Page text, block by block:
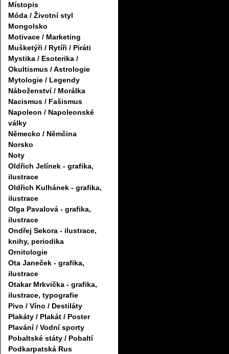
Místopis
Móda / Životní styl
Mongolsko
Motivace / Marketing
Mušketýři / Rytíři / Piráti
Mystika / Esoterika /
Okultismus / Astrologie
Mytologie / Legendy
Náboženství / Morálka
Nacismus / Fašismus
Napoleon / Napoleonské
války
Německo / Němčina
Norsko
Noty
Oldřich Jelínek - grafika,
ilustrace
Oldřich Kulhánek - grafika,
ilustrace
Olga Pavalová - grafika,
ilustrace
Ondřej Sekora - ilustrace,
knihy, periodika
Ornitologie
Ota Janeček - grafika,
ilustrace
Otakar Mrkvička - grafika,
ilustrace, typografie
Pivo / Víno / Destiláty
Plakáty / Plakát / Poster
Plavání / Vodní sporty
Pobaltské státy / Pobaltí
Podkarpatská Rus